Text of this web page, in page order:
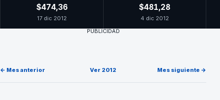
$474,36
17 dic 2012
$481,28
4 dic 2012
PUBLICIDAD
← Mes anterior Ver 2012 Mes siguiente →